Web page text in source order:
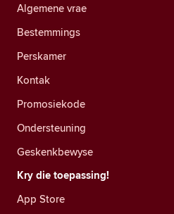
Algemene vrae
Bestemmings
Perskamer
Kontak
Promosiekode
Ondersteuning
Geskenkbewyse
Kry die toepassing!
App Store